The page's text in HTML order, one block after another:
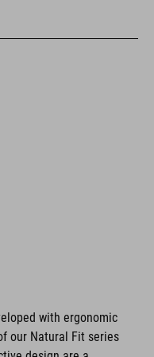
with ergonomic
our Natural Fit series